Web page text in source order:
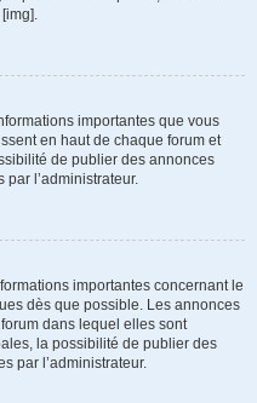
importantes que vous
en haut de chaque forum et
de publier des annonces
l’administrateur.
importantes concernant le
dès que possible. Les annonces
dans lequel elles sont
la possibilité de publier des
par l’administrateur.